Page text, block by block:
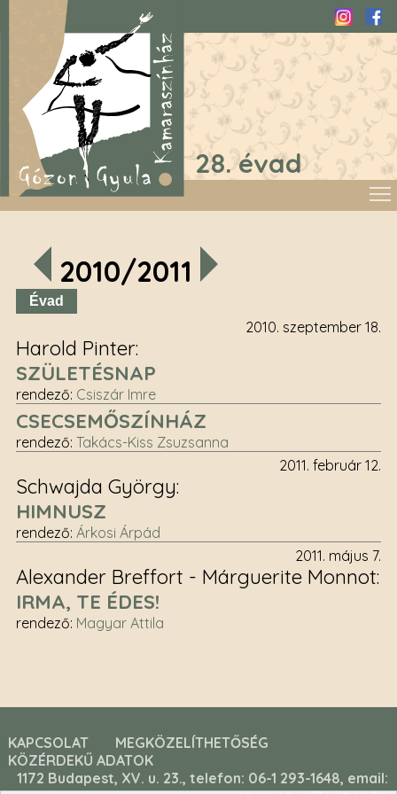
28. évad
2010/2011
Évad
2010. szeptember 18.
Harold Pinter
SZÜLETÉSNAP
rendező: Csiszár Imre
CSECSEMŐSZÍNHÁZ
rendező: Takács-Kiss Zsuzsanna
2011. február 12.
Schwajda György
HIMNUSZ
rendező: Árkosi Árpád
2011. május 7.
Alexander Breffort - Márguerite Monnot
IRMA, TE ÉDES!
rendező: Magyar Attila
KAPCSOLAT
MEGKÖZELÍTHETŐSÉG
KÖZÉRDEKŰ ADATOK
1172 Budapest, XV. u. 23., telefon: 06-1 293-1648, email: